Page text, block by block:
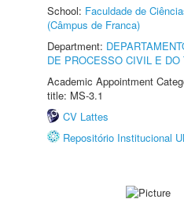
School: Faculdade de
(Câmpus de Franca)
Department:
DE PROCESSO CIVIL E DO
Academic Appointment
title: MS-3.1
CV Lattes
Repositório Institucional